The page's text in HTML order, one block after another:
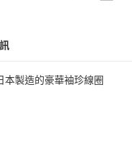
本製造的豪華袖珍線圈